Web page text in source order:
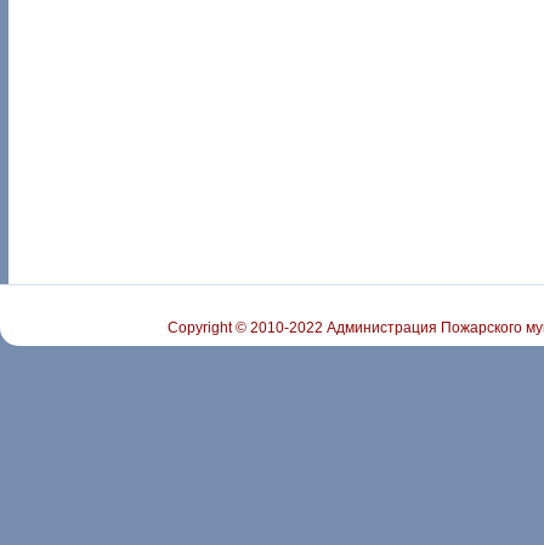
Copyright © 2010-2022 Администрация Пожарского